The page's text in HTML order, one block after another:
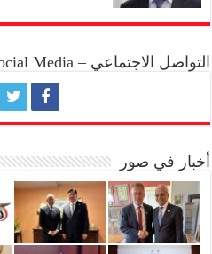
التواصل الاجتماعي – Social Media
أخبار في صور